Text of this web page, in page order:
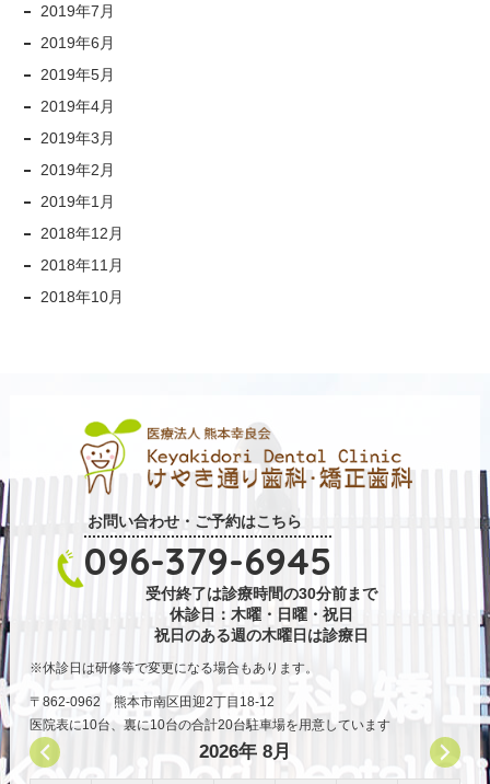
2019年7月
2019年6月
2019年5月
2019年4月
2019年3月
2019年2月
2019年1月
2018年12月
2018年11月
2018年10月
お問い合わせ・ご予約はこちら
096-379-6945
受付終了は診療時間の30分前まで
休診日：木曜・日曜・祝日
祝日のある週の木曜日は診療日
休診日は研修等で変更になる場合もあります。
〒862-0962 熊本市南区田迎2丁目18-12
医院表に10台、裏に10台の合計20台駐車場を用意しています
2026年 8月